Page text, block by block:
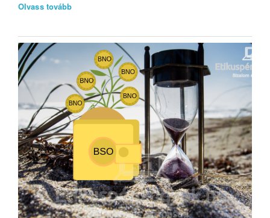
Olvass tovább